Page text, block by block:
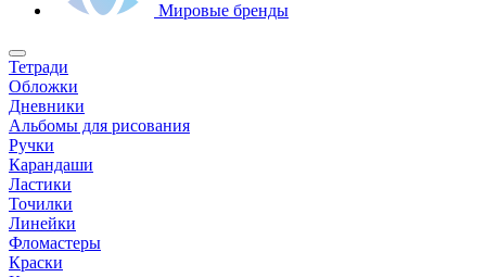
Мировые бренды
Тетради
Обложки
Дневники
Альбомы для рисования
Ручки
Карандаши
Ластики
Точилки
Линейки
Фломастеры
Краски